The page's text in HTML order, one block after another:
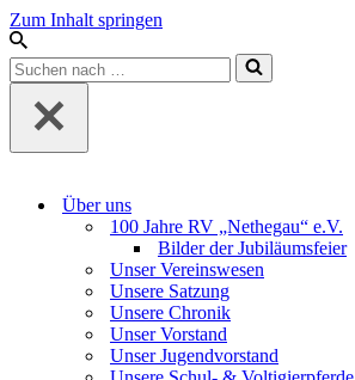
Zum Inhalt springen
Suchen
nach …
Über uns
100 Jahre RV „Nethegau“ e.V.
Bilder der Jubiläumsfeier
Unser Vereinswesen
Unsere Satzung
Unsere Chronik
Unser Vorstand
Unser Jugendvorstand